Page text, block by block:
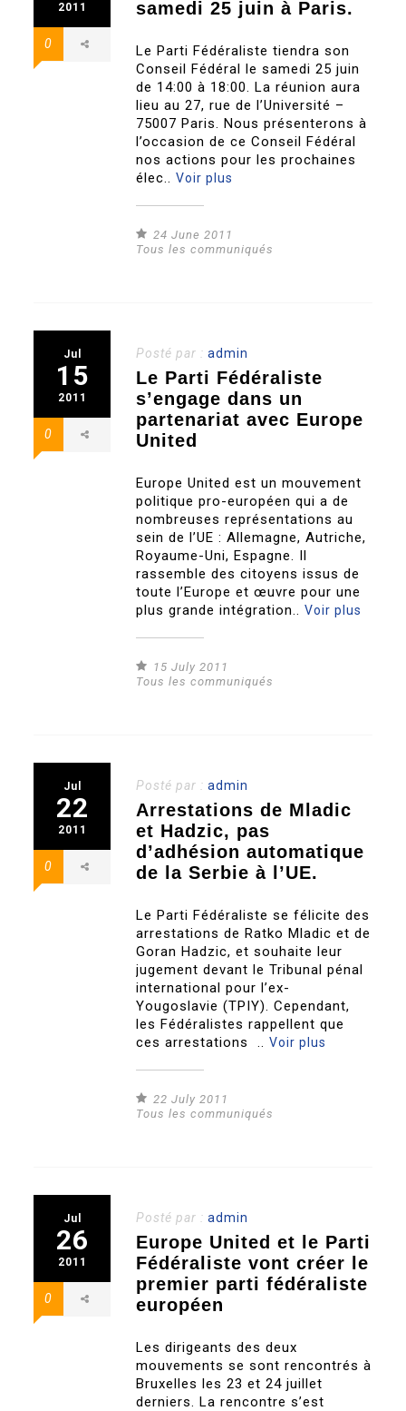
2011
0
samedi 25 juin à Paris.
Le Parti Fédéraliste tiendra son
Conseil Fédéral le samedi 25 juin
de 14:00 à 18:00. La réunion aura
lieu au 27, rue de l’Université –
75007 Paris. Nous présenterons à
l’occasion de ce Conseil Fédéral
nos actions pour les prochaines
élec..Voir plus
24 June 2011
Tous les communiqués
Jul
15
2011
0
Posté par :admin
Le Parti Fédéraliste
s’engage dans un
partenariat avec Europe
United
Europe United est un mouvement
politique pro-européen qui a de
nombreuses représentations au
sein de l’UE : Allemagne, Autriche,
Royaume-Uni, Espagne. Il
rassemble des citoyens issus de
toute l’Europe et œuvre pour une
plus grande intégration..Voir plus
15 July 2011
Tous les communiqués
Jul
22
2011
0
Posté par :admin
Arrestations de Mladic
et Hadzic, pas
d’adhésion automatique
de la Serbie à l’UE.
Le Parti Fédéraliste se félicite des
arrestations de Ratko Mladic et de
Goran Hadzic, et souhaite leur
jugement devant le Tribunal pénal
international pour l’ex-
Yougoslavie (TPIY). Cependant,
les Fédéralistes rappellent que
ces arrestations ..Voir plus
22 July 2011
Tous les communiqués
Jul
26
2011
0
Posté par :admin
Europe United et le Parti
Fédéraliste vont créer le
premier parti fédéraliste
européen
Les dirigeants des deux
mouvements se sont rencontrés à
Bruxelles les 23 et 24 juillet
derniers. La rencontre s’est